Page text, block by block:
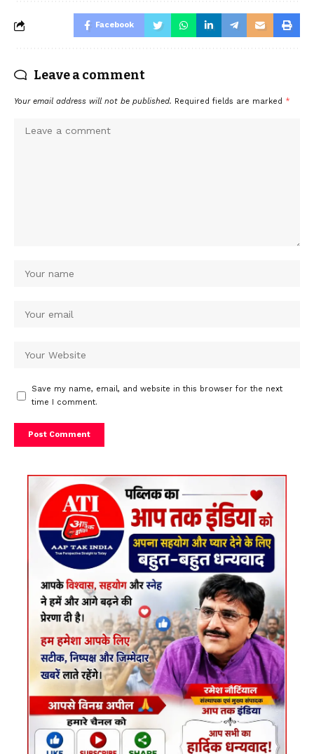
Facebook
Leave a comment
Your email address will not be published. Required fields are marked *
Save my name, email, and website in this browser for the next
time I comment.